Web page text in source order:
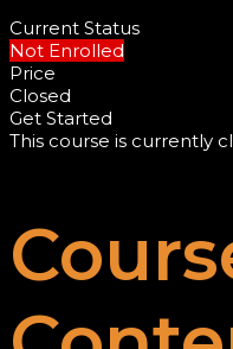
Current Status
Not Enrolled
Price
Closed
Get Started
This course is currently